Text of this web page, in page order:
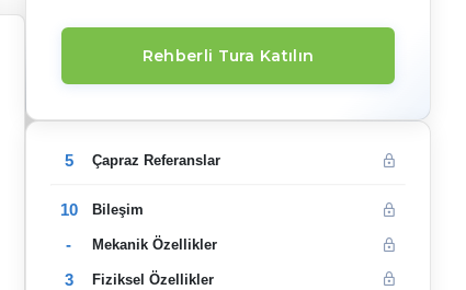
Rehberli Tura Katılın
5 Çapraz Referanslar
10 Bileşim
- Mekanik Özellikler
3 Fiziksel Özellikler